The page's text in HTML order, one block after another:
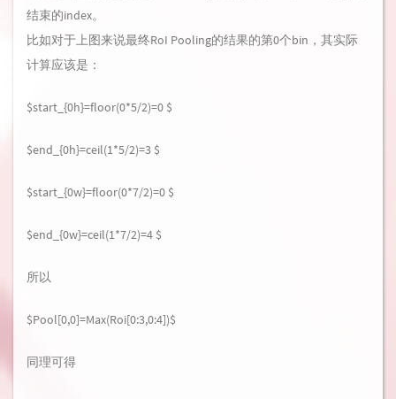
结束的index。
比如对于上图来说最终RoI Pooling的结果的第0个bin，其实际
计算应该是：
$start_{0h}=floor(0*5/2)=0 $
$end_{0h}=ceil(1*5/2)=3 $
$start_{0w}=floor(0*7/2)=0 $
$end_{0w}=ceil(1*7/2)=4 $
所以
$Pool[0,0]=Max(Roi[0:3,0:4])$
同理可得